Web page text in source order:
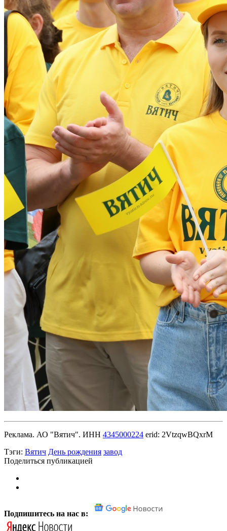
Реклама. АО "Вятич". ИНН 4345000224 erid: 2VtzqwBQxrM
Тэги: Вятич День рождения завод
Поделиться публикацией
Подпишитесь на нас в: